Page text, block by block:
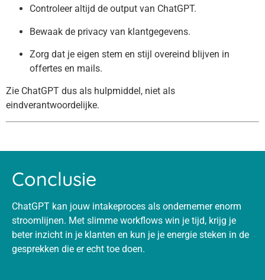
Controleer altijd de output van ChatGPT.
Bewaak de privacy van klantgegevens.
Zorg dat je eigen stem en stijl overeind blijven in
offertes en mails.
Zie ChatGPT dus als hulpmiddel, niet als
eindverantwoordelijke.
Conclusie
ChatGPT kan jouw intakeproces als ondernemer enorm
stroomlijnen. Met slimme workflows win je tijd, krijg je
beter inzicht in je klanten en kun je je energie steken in de
gesprekken die er echt toe doen.